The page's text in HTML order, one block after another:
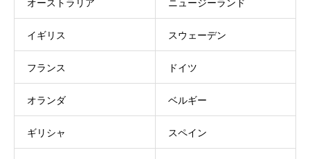
オーストラリア ニュージーランド
イギリス スウェーデン
フランス ドイツ
オランダ ベルギー
ギリシャ スペイン